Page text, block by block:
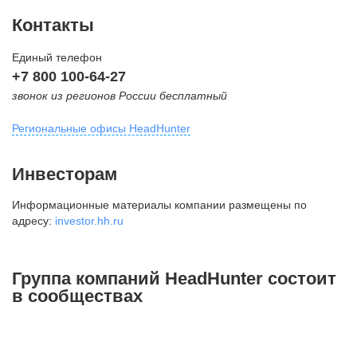
Контакты
Единый телефон
+7 800 100-64-27
звонок из регионов России бесплатный
Региональные офисы HeadHunter
внутригородская территория
Муниципальный округ Тверской,
2-я Брестская ул., д. 48,
+7 495 980-64-27
Инвесторам
Информационные материалы компании размещены по
адресу: investor.hh.ru
Группа компаний HeadHunter состоит
в сообществах